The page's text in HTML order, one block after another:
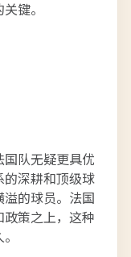
键。
队无疑更具优
的深耕和顶级球
的球员。法国
政策之上，这种